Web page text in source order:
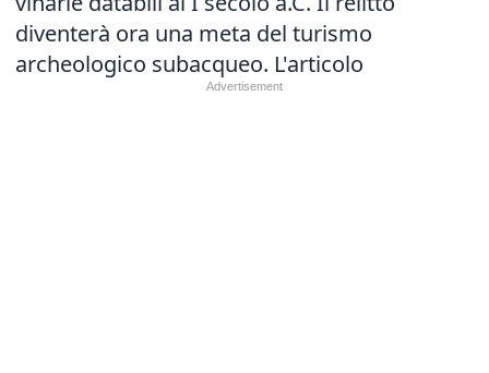
diventerà ora una meta del turismo
archeologico subacqueo. L'articolo